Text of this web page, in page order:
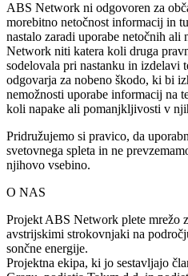
ABS Network ni odgovoren za
morebitno netočnost informacij in
nastalo zaradi uporabe netočnih
Network niti katera koli druga
sodelovala pri nastanku in izdelavi
odgovarja za nobeno škodo, ki bi
nemožnosti uporabe informacij na
koli napake ali pomanjkljivosti v
Pridružujemo si pravico, da
svetovnega spleta in ne
njihovo vsebino.
O NAS
Projekt ABS Network plete mrežo
avstrijskimi strokovnjaki na
sončne energije.
Projektna ekipa, ki jo sestavljajo